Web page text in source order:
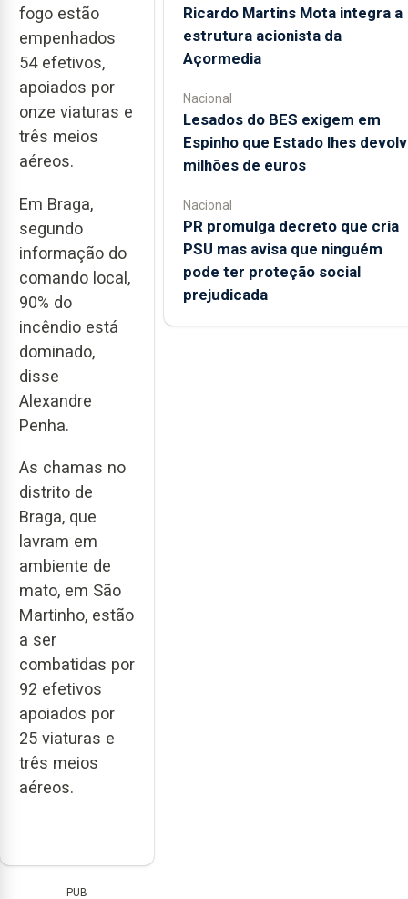
fogo estão
empenhados
54 efetivos,
apoiados por
onze viaturas e
três meios
aéreos.
Em Braga,
segundo
informação do
comando local,
90% do
incêndio está
dominado,
disse
Alexandre
Penha.
As chamas no
distrito de
Braga, que
lavram em
ambiente de
mato, em São
Martinho, estão
a ser
combatidas por
92 efetivos
apoiados por
25 viaturas e
três meios
aéreos.
PUB
Ricardo Martins Mota integra a
estrutura acionista da
Açormedia
Nacional
Lesados do BES exigem em
Espinho que Estado lhes
milhões de euros
Nacional
PR promulga decreto que cria
PSU mas avisa que ninguém
pode ter proteção social
prejudicada